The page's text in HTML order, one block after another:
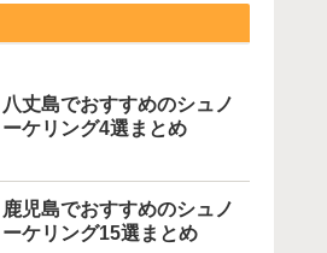
八丈島でおすすめのシュノ
ーケリング4選まとめ
鹿児島でおすすめのシュノ
ーケリング15選まとめ